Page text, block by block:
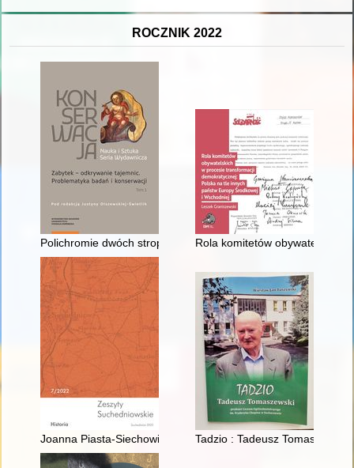
ROCZNIK 2022
Polichromie dwóch stropów autorstwa Ferdinanda Wilhelma
Rola komitetów obywatelskich
Joanna Piasta-Siechowicz 9 lutego 1965 r. - 10 października
Tadzio : Tadeusz